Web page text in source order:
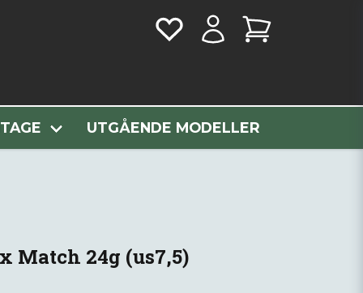
UTGÅENDE MODELLER
24g (us7,5)
Match 24g (us7,5)